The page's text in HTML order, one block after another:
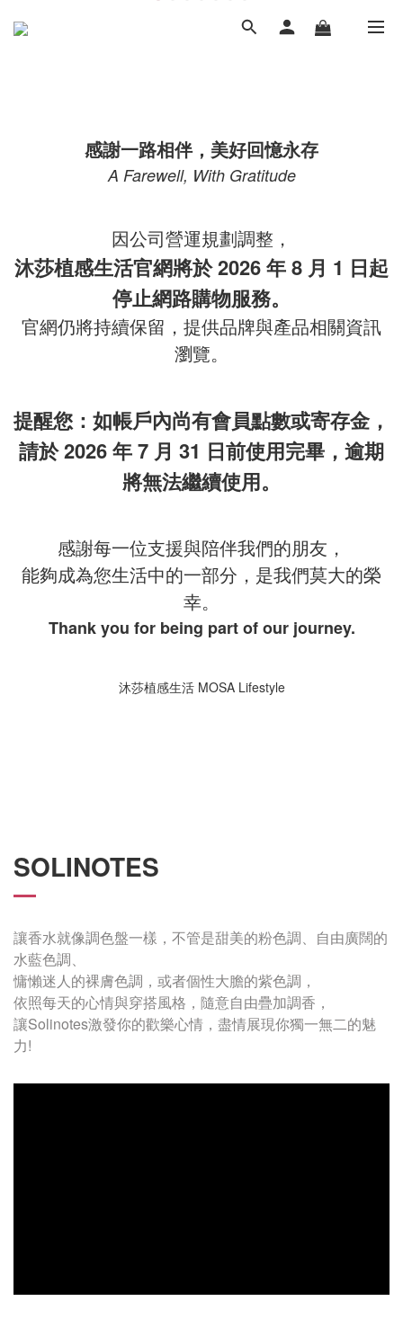
感謝一路相伴，美好回憶永存
A Farewell, With Gratitude
因公司營運規劃調整，
沐莎植感生活官網將於 2026 年 8 月 1 日起
停止網路購物服務。
官網仍將持續保留，提供品牌與產品相關資訊
瀏覽。
提醒您：如帳戶內尚有會員點數或寄存金，
請於 2026 年 7 月 31 日前使用完畢，逾期
將無法繼續使用。
感謝每一位支援與陪伴我們的朋友，
能夠成為您生活中的一部分，是我們莫大的榮
幸。
Thank you for being part of our journey.
沐莎植感生活 MOSA Lifestyle
SOLINOTES
讓香水就像調色盤一樣，不管是甜美的粉色調、自由廣闊的
水藍色調、
慵懶迷人的裸膚色調，或者個性大膽的紫色調，
依照每天的心情與穿搭風格，隨意自由疊加調香，
讓Solinotes激發你的歡樂心情，盡情展現你獨一無二的魅
力!